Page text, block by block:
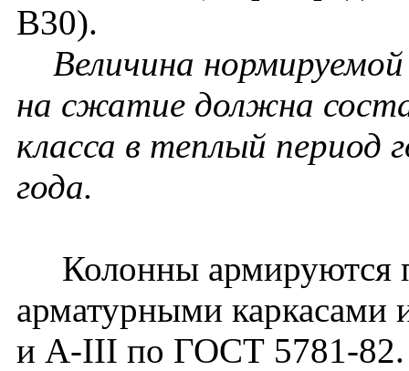
В30).
Величина
на сжатие должна
класса в теплый период
года.
Колонны армируются
арматурными каркасами
и A-III по ГОСТ 5781-82.